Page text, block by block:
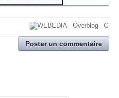
Poster un commentaire